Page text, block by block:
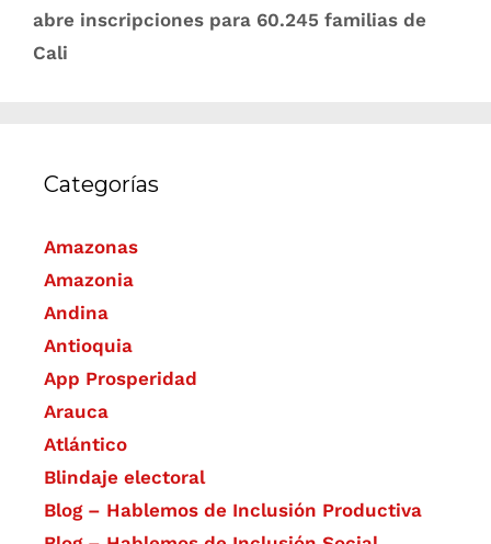
abre inscripciones para 60.245 familias de
Cali
Categorías
Amazonas
Amazonia
Andina
Antioquia
App Prosperidad
Arauca
Atlántico
Blindaje electoral
Blog – Hablemos de Inclusión Productiva